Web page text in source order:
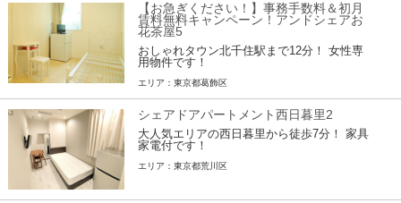
【お急ぎください！】事務手数料＆初月
賃料無料キャンペーン！アンドシェアお
花茶屋5
おしゃれタウン北千住駅まで12分！ 女性専
用物件です！
エリア：東京都葛飾区
シェアドアパートメント西日暮里2
大人気エリアの西日暮里から徒歩7分！ 家具
家電付です！
エリア：東京都荒川区